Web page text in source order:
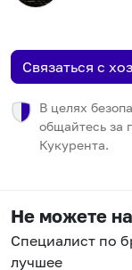
Связаться с
В целях
общайтесь за
Кукурента.
Не можете
Специалист по
лучшее